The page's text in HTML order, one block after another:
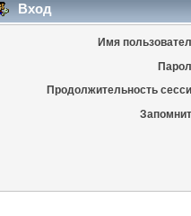
Вход
Имя
Продолжительность